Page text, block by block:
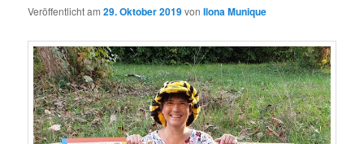
Veröffentlicht am29. Oktober 2019vonIlona Munique